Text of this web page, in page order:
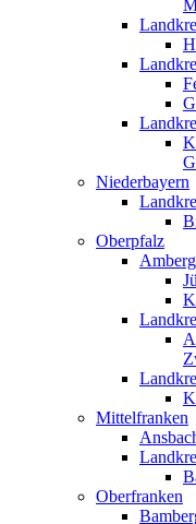
Niederbayern
Oberpfalz
Amberg
Mittelfranken
Oberfranken